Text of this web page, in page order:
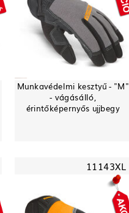
Munkavédelmi kesztyű - "M"
- vágásálló,
érintőképernyős ujjbegy
11143XL